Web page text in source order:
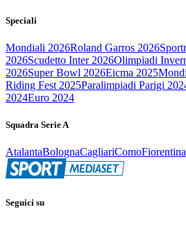
Speciali
Mondiali 2026Roland Garros 2026
2026Scudetto Inter 2026Olimpiadi
2026Super Bowl 2026Eicma 2025
Riding Fest 2025Paralimpiadi Parigi
2024Euro 2024
Squadra Serie A
AtalantaBolognaCagliariComoFiorentina
Seguici su